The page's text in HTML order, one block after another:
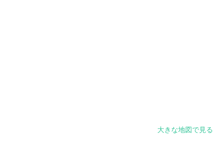
大きな地図で見る